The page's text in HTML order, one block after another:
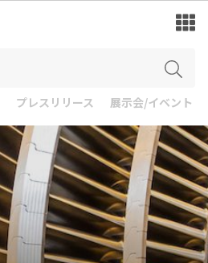
プレスリリース 展示会/イベント